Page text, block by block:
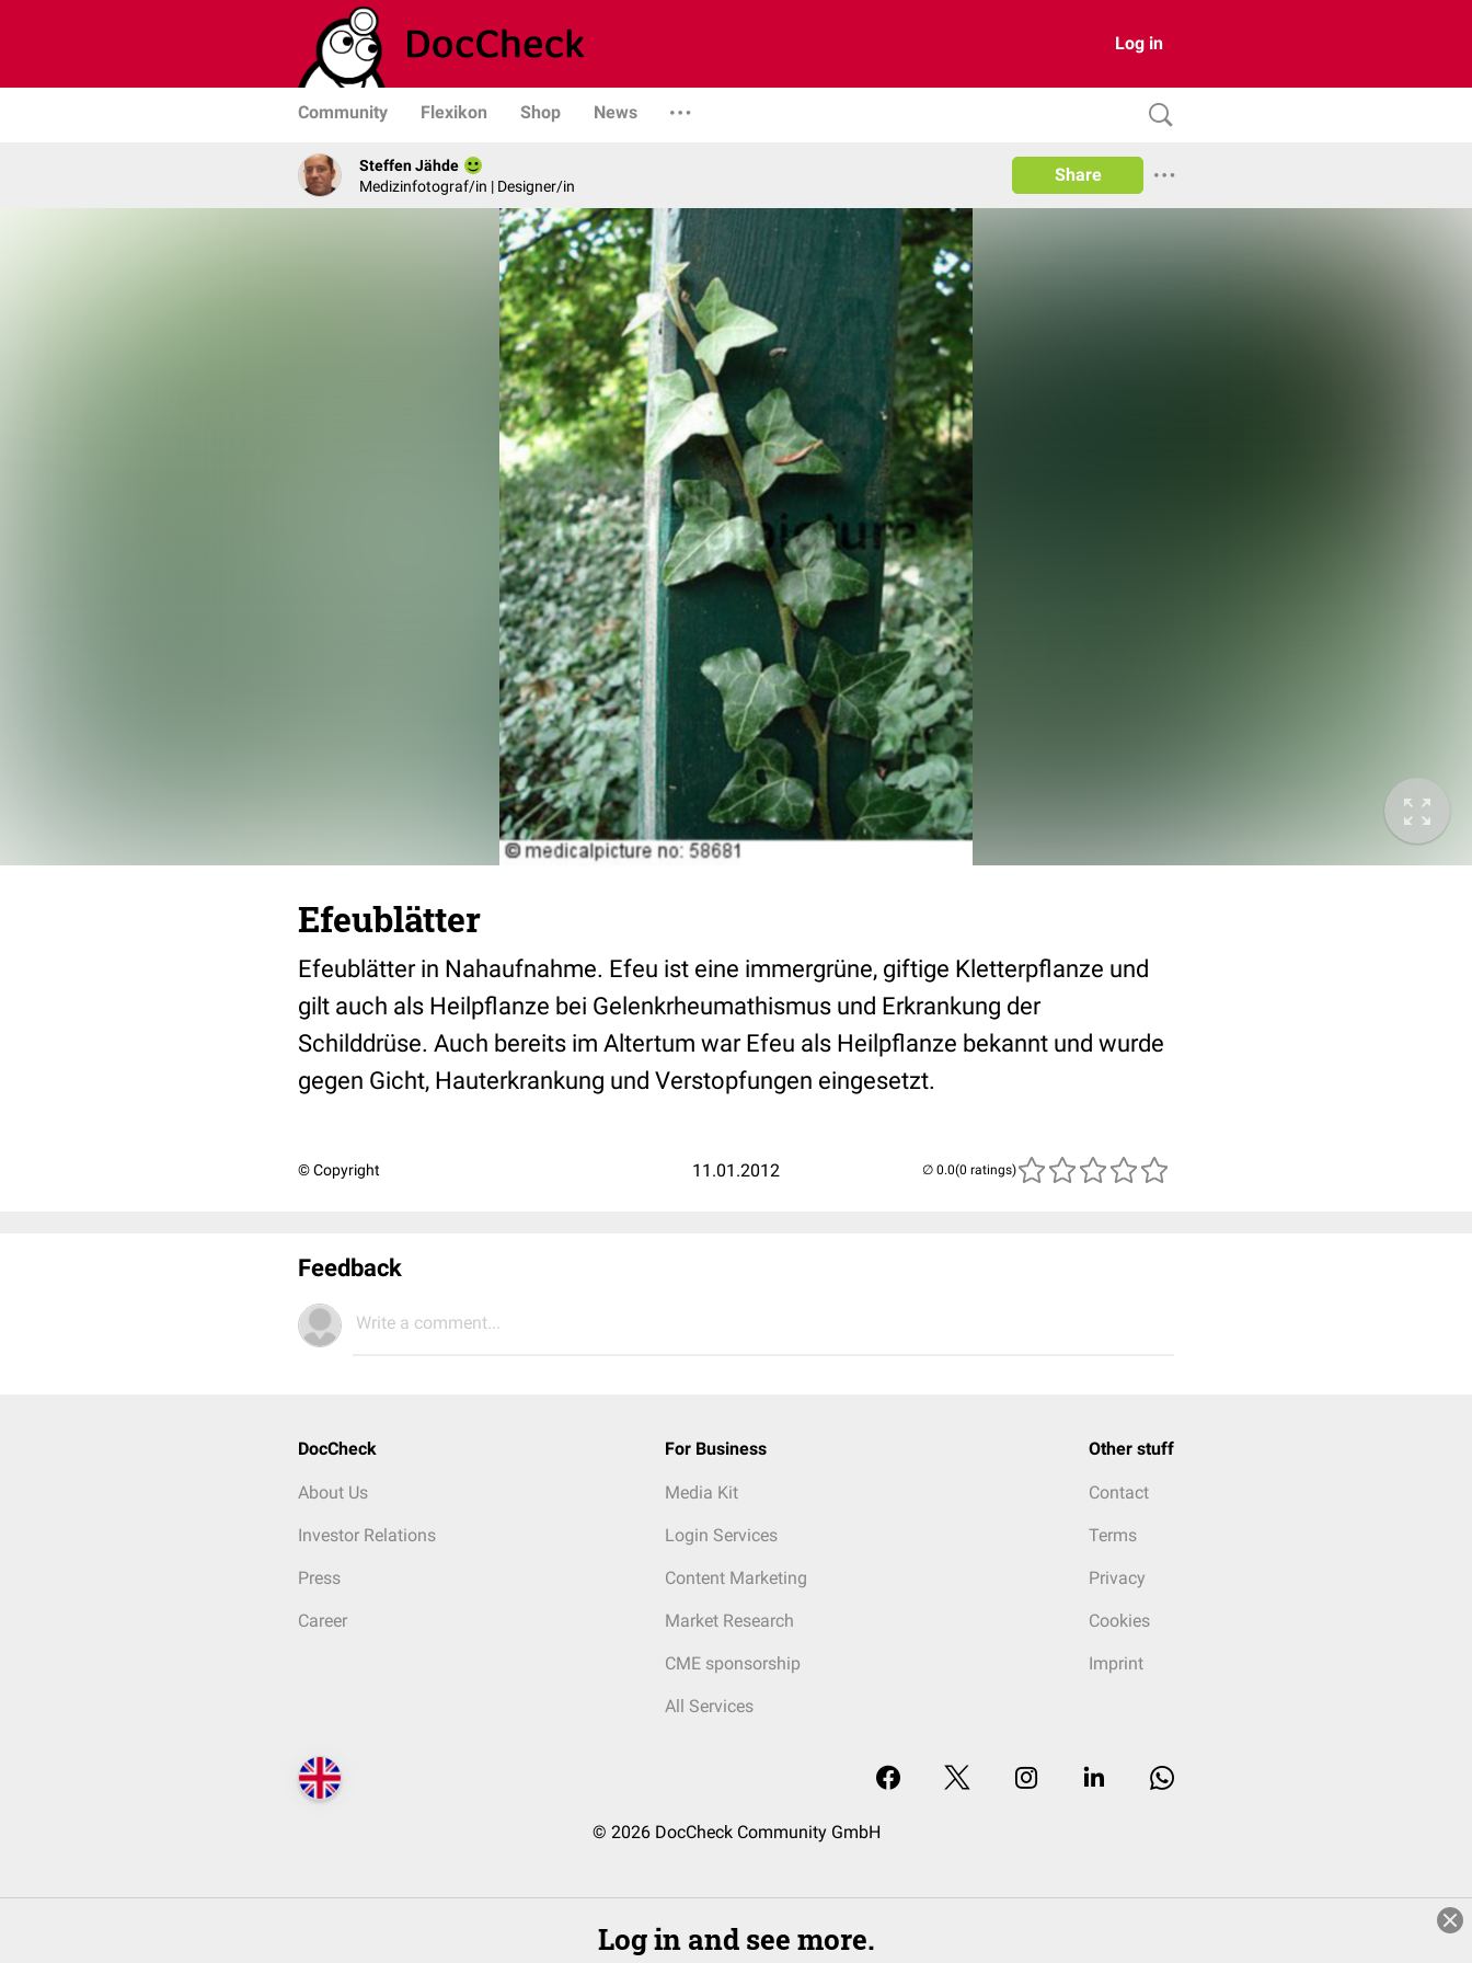
Log in
Community Flexikon Shop News
Steffen Jähde
Medizinfotograf/in | Designer/in
Share
Efeublätter
Efeublätter in Nahaufnahme. Efeu ist eine immergrüne, giftige Kletterpflanze und
gilt auch als Heilpflanze bei Gelenkrheumathismus und Erkrankung der
Schilddrüse. Auch bereits im Altertum war Efeu als Heilpflanze bekannt und wurde
gegen Gicht, Hauterkrankung und Verstopfungen eingesetzt.
© Copyright 11.01.2012 (0 ratings)
Feedback
Write a comment...
DocCheck
About Us
Investor Relations
Press
Career
For Business
Media Kit
Login Services
Content Marketing
Market Research
CME sponsorship
All Services
Other stuff
Contact
Terms
Privacy
Cookies
Imprint
© 2026 DocCheck Community GmbH
Log in and see more.